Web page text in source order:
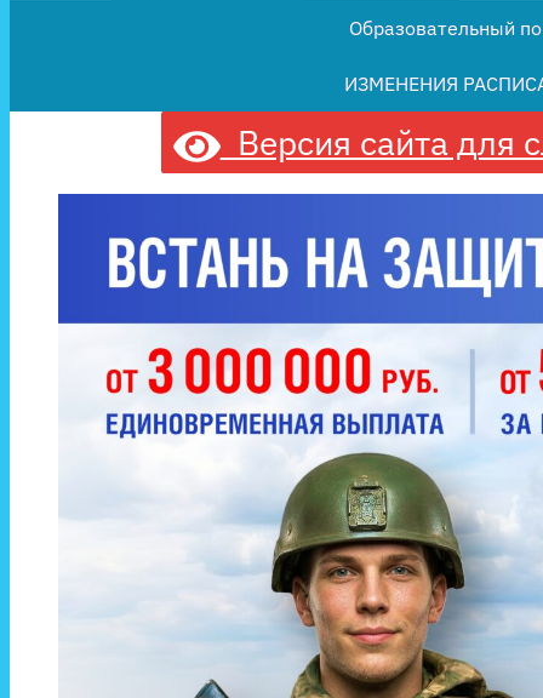
Образовательный
ИЗМЕНЕНИЯ
Версия сайта для